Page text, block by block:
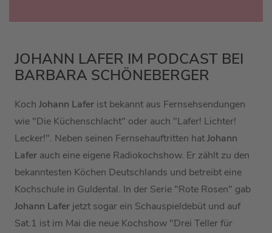
JOHANN LAFER IM PODCAST BEI
BARBARA SCHÖNEBERGER
Koch Johann Lafer ist bekannt aus Fernsehsendungen
wie "Die Küchenschlacht" oder auch "Lafer! Lichter!
Lecker!". Neben seinen Fernsehauftritten hatJohann
Lafer auch eine eigene Radiokochshow. Er zählt zu den
bekanntesten Köchen Deutschlands und betreibt eine
Kochschule in Guldental. In der Serie "Rote Rosen" gab
Johann Lafer jetzt sogar ein Schauspieldebüt und auf
Sat.1 ist im Mai die neue Kochshow "Drei Teller für